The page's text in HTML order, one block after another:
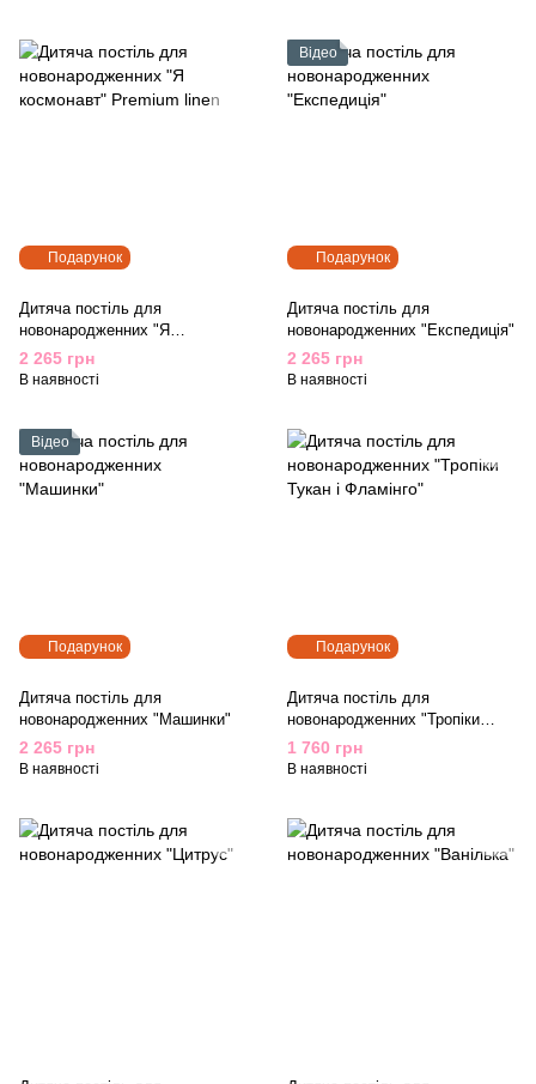
Подарунок
Дитяча постіль для
новонародженних "Я
космонавт" Premium linen
2 265 грн
В наявності
Подарунок
Відео
Дитяча постіль для
новонародженних "Експедиція"
2 265 грн
В наявності
Подарунок
Відео
Дитяча постіль для
новонародженних "Машинки"
2 265 грн
В наявності
Подарунок
Дитяча постіль для
новонародженних "Тропіки
Тукан і Фламінго"
1 760 грн
В наявності